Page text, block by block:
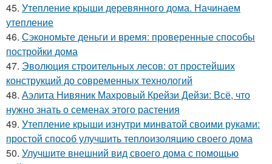
45. Утепление крыши деревянного дома. Начинаем
утепление
46. Сэкономьте деньги и время: проверенные способы
постройки дома
47. Эволюция строительных лесов: от простейших
конструкций до современных технологий
48. Аэлита Нивяник Махровый Крейзи Дейзи: Всё, что
нужно знать о семенах этого растения
49. Утепление крыши изнутри минватой своими руками:
простой способ улучшить теплоизоляцию своего дома
50. Улучшите внешний вид своего дома с помощью